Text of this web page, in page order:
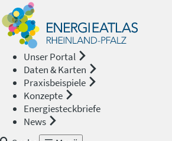
Unser Portal
Daten & Karten
Praxisbeispiele
Konzepte
Energiesteckbriefe
News